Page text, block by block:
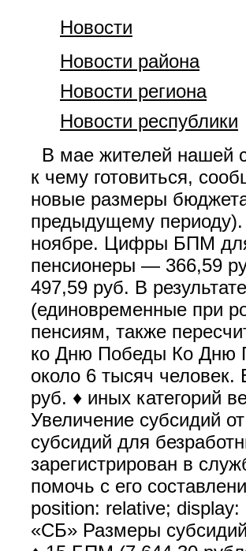
Новости
Новости района
Новости региона
Новости республики
В мае жителей нашей
к чему готовиться,
новые размеры
предыдущему периоду).
ноябре. Цифры БПМ для
пенсионеры — 366,59
497,59 руб. В
(единовременные при
пенсиям, также
ко Дню Победы Ко Дню
около 6 тысяч
руб. ♦ иных категорий
Увеличение субсидий
субсидий для
зарегистрирован в
помочь с его
position: relative;
«СБ» Размеры